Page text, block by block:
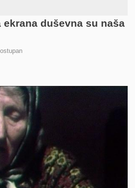
ekrana duševna su naša